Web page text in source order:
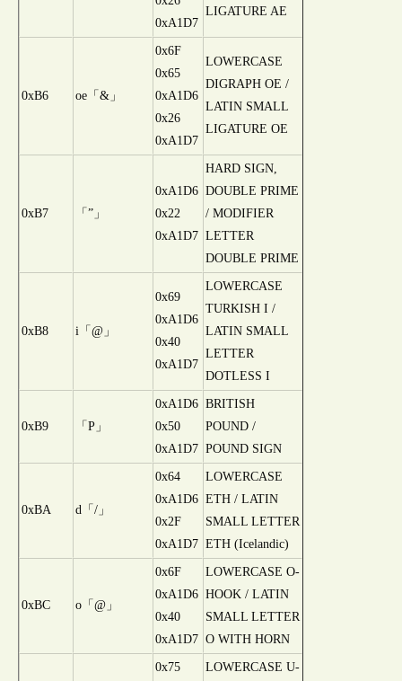
0xA1D7
LIGATURE AE
0xB6 oe「&」
0x6F
0x65
0xA1D6
0x26
0xA1D7
LOWERCASE
DIGRAPH OE /
LATIN SMALL
LIGATURE OE
0xB7 「”」
0xA1D6
0x22
0xA1D7
HARD SIGN,
DOUBLE PRIME
/ MODIFIER
LETTER
DOUBLE PRIME
0xB8 i「@」
0x69
0xA1D6
0x40
0xA1D7
LOWERCASE
TURKISH I /
LATIN SMALL
LETTER
DOTLESS I
0xB9 「P」
0xA1D6
0x50
0xA1D7
BRITISH
POUND /
POUND SIGN
0xBA d「/」
0x64
0xA1D6
0x2F
0xA1D7
LOWERCASE
ETH / LATIN
SMALL LETTER
ETH (Icelandic)
0xBC o「@」
0x6F
0xA1D6
0x40
0xA1D7
LOWERCASE O-
HOOK / LATIN
SMALL LETTER
O WITH HORN
0x75
LOWERCASE U-